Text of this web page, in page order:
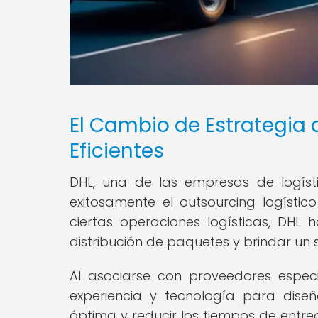
El Cambio de Estrategia
Eficientes
DHL, una de las empresas de
exitosamente el outsourcing
ciertas operaciones logísticas,
distribución de paquetes y brindar un
Al asociarse con proveedores
experiencia y tecnología para